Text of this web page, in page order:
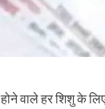
वाले हर शिशु के